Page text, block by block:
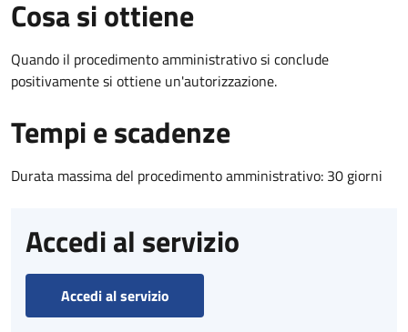
Cosa si ottiene
Quando il procedimento amministrativo si conclude
positivamente si ottiene un'autorizzazione.
Tempi e scadenze
Durata massima del procedimento amministrativo: 30 giorni
Accedi al servizio
Accedi al servizio